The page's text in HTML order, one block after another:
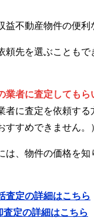
益不動産物件の便利
頼先を選ぶこともで
業者に査定してもら
者に査定を依頼す
すすめできません。
は、物件の価格を
査定の詳細はこちら
定の詳細はこちら